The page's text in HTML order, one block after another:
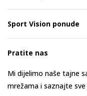
Sport Vision ponude
Pratite nas
Mi dijelimo naše tajne
mrežama i saznajte